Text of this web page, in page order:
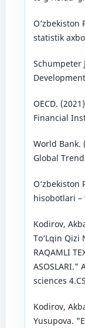
O‘zbekiston
statistik
Schumpeter
OECD.
Financial
World Bank.
Global
O‘zbekiston
hisobotlari –
Kodirov,
To‘Lqin Qizi
RAQAMLI
ASOSLARI."
sciences
Kodirov,
Yusupova.